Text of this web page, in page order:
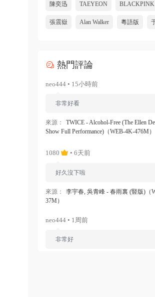
陳奕迅 TAEYEON BLACKPINK
張震嶽 Alan Walker 粵語版
熱門評論
neo444 • 15小時前
非常好看
來源：
TWICE - Alcohol-Free (The Ellen
Show Full Performance)（WEB-4K-476M）
1080 • 6天前
好久沒下啦
來源：
李宇春, 吳青峰 - 春雨裏 (豎版)（
37M）
neo444 • 1周前
非常好